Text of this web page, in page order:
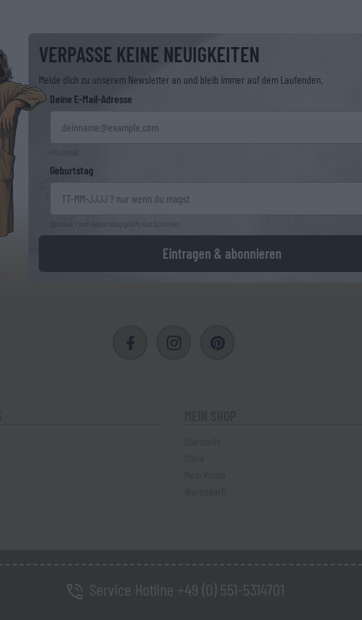
VERPASSE KEINE NEUIGKEITEN
Melde dich zu unserem Newsletter an und bleib immer auf dem Laufenden.
Deine E-Mail-Adresse
Geburtstag
Optional ? zum Geburtstag gibt?s was Schickes.
Eintragen & abonnieren
Service Hotline +49 (0) 551-5314701